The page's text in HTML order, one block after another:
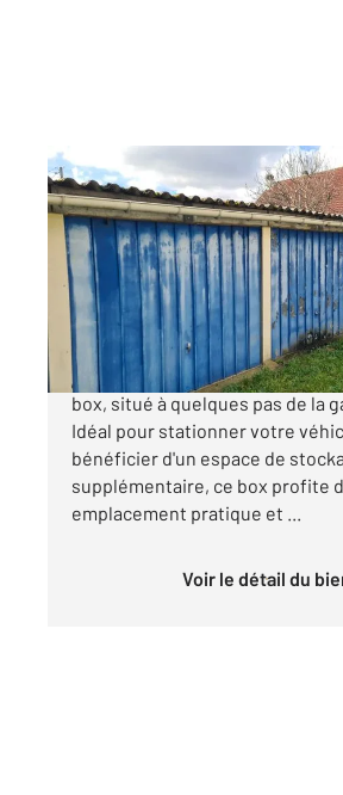
ERMONT 95
14 m2
Ref : 1959
Parking à vendre
26 500 €
CENTURY 21 Auréa vous
box, situé à quelques pas de la
Idéal pour stationner votre
bénéficier d'un espace de
supplémentaire, ce box profite
emplacement pratique et ...
Voir le détail du